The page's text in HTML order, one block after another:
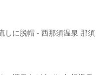
しに脱帽 - 西那須温泉 那須